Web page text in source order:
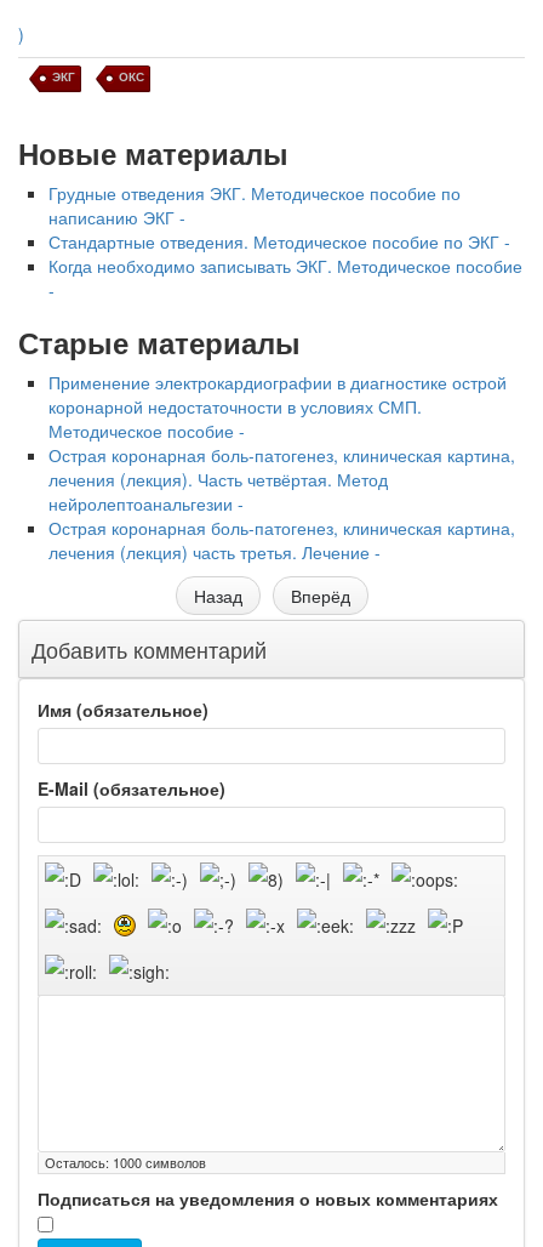
)
ЭКГ ОКС
Новые материалы
Грудные отведения ЭКГ. Методическое пособие по
написанию ЭКГ -
Стандартные отведения. Методическое пособие по ЭКГ -
Когда необходимо записывать ЭКГ. Методическое пособие
-
Старые материалы
Применение электрокардиографии в диагностике острой
коронарной недостаточности в условиях СМП.
Методическое пособие -
Острая коронарная боль-патогенез, клиническая картина,
лечения (лекция). Часть четвёртая. Метод
нейролептоанальгезии -
Острая коронарная боль-патогенез, клиническая картина,
лечения (лекция) часть третья. Лечение -
Назад
Вперёд
Добавить комментарий
Имя (обязательное)
E-Mail (обязательное)
Осталось: 1000символов
Подписаться на уведомления о новых комментариях